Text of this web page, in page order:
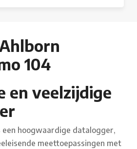
104
en veelzijdige
een hoogwaardige datalogger,
meettoepassingen met